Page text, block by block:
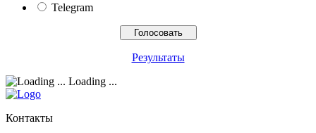
Telegram
Результаты
Loading ...
Контакты